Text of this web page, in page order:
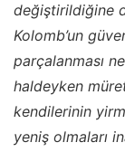
değiştirildiğine
Kolomb’un
parçalanması
haldeyken
kendilerinin
yeniş olmaları